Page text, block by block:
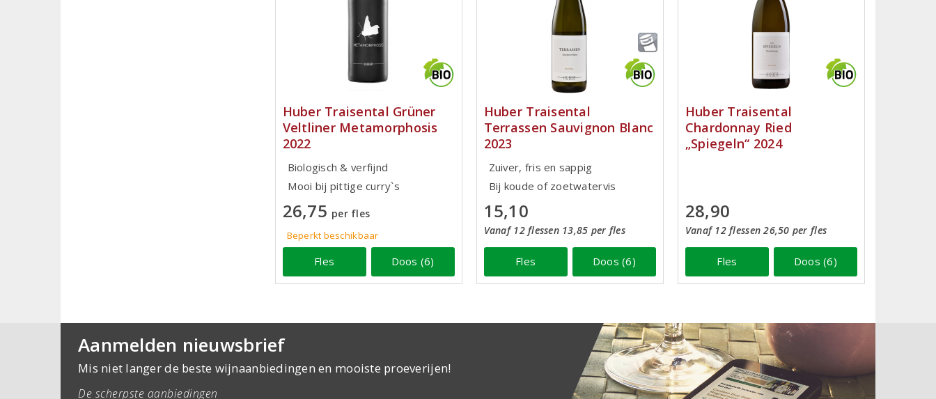
Huber Traisental Grüner
Veltliner Metamorphosis
2022
Biologisch & verfijnd
Mooi bij pittige curry`s
26,75 per fles
Beperkt beschikbaar
Fles Doos (6)
Huber Traisental
Terrassen Sauvignon Blanc
2023
Zuiver, fris en sappig
Bij koude of zoetwatervis
15,10
Vanaf 12 flessen 13,85 per fles
Fles Doos (6)
Huber Traisental
Chardonnay Ried
„Spiegeln“ 2024
28,90
Vanaf 12 flessen 26,50 per fles
Fles Doos (6)
Aanmelden nieuwsbrief
Mis niet langer de beste wijnaanbiedingen en mooiste proeverijen!
De scherpste aanbiedingen